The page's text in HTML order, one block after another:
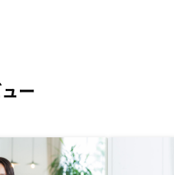
ー